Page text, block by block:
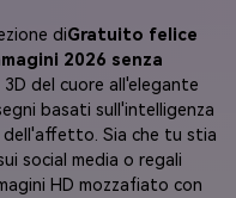
diGratuito felice
2026 senza
del cuore all'elegante
basati sull'intelligenza
Sia che tu stia
social media o regali
HD mozzafiato con